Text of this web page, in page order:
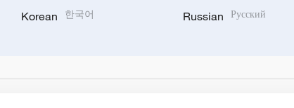
Korean 한국어 Russian Русский